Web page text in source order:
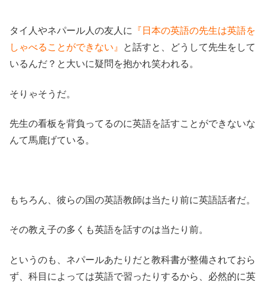
タイ人やネパール人の友人に
『日本の英語の先生は英語を
しゃべることができない』
と話すと、どうして先生をして
いるんだ？と大いに疑問を抱かれ笑われる。
そりゃそうだ。
先生の看板を背負ってるのに英語を話すことができないな
んて馬鹿げている。
もちろん、彼らの国の英語教師は当たり前に英語話者だ。
その教え子の多くも英語を話すのは当たり前。
というのも、ネパールあたりだと教科書が整備されておら
ず、科目によっては英語で習ったりするから、必然的に英